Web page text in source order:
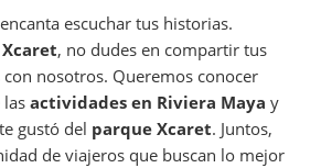
escuchar tus historias.
, no dudes en compartir tus
nosotros. Queremos conocer
actividades en Riviera Maya y
gustó del parque Xcaret. Juntos,
de viajeros que buscan lo mejor